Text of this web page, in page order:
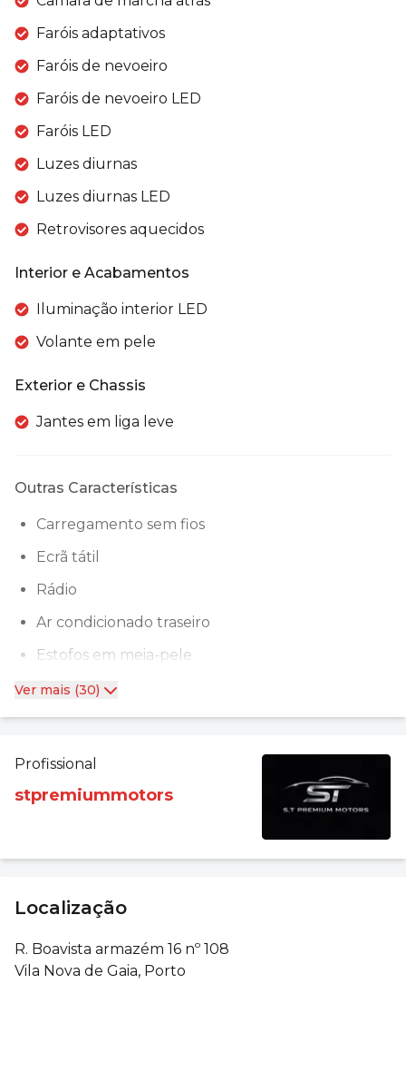
Faróis adaptativos
Faróis de nevoeiro
Faróis de nevoeiro LED
Faróis LED
Luzes diurnas
Luzes diurnas LED
Retrovisores aquecidos
Interior e Acabamentos
Iluminação interior LED
Volante em pele
Exterior e Chassis
Jantes em liga leve
Outras Características
Carregamento sem fios
Ecrã tátil
Rádio
Ar condicionado traseiro
Estofos em meia-pele
Ver mais (30)
Profissional
stpremiummotors
Localização
R. Boavista armazém 16 nº 108
Vila Nova de Gaia, Porto